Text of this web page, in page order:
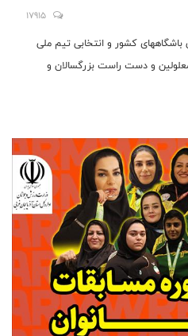
17915
باشگاههای کشور و انتخابی تیم ملی
و دست راست بزرگسالان و